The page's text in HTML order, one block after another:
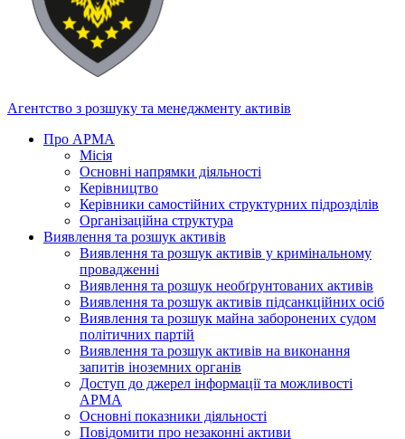
Агентство з розшуку та менеджменту активів
Про АРМА
Місія
Основні напрямки діяльності
Керівництво
Керівники самостійних структурних підрозділів
Організаційна структура
Виявлення та розшук активів
Виявлення та розшук активів у кримінальному
провадженні
Виявлення та розшук необґрунтованих активів
Виявлення та розшук активів підсанкційних осіб
Виявлення та розшук майна заборонених судом
політичних партій
Виявлення та розшук активів на виконання
запитів іноземних органів
Доступ до джерел інформації та можливості
АРМА
Основні показники діяльності
Повідомити про незаконні активи